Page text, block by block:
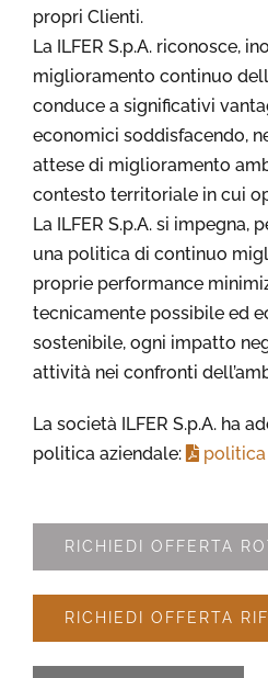
propri Clienti.
La ILFER S.p.A. riconosce,
miglioramento continuo
conduce a significativi
economici soddisfacendo,
attese di miglioramento
contesto territoriale in cui
La ILFER S.p.A. si impegna,
una politica di continuo
proprie performance
tecnicamente possibile ed
sostenibile, ogni impatto
attività nei confronti
La società ILFER S.p.A. ha
politica aziendale:
politica
RICHIEDI OFFERTA
RICHIEDI OFFERTA